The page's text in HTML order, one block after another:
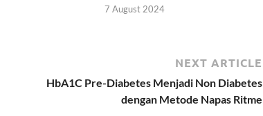
7 August 2024
NEXT ARTICLE
HbA1C Pre-Diabetes Menjadi Non Diabetes
dengan Metode Napas Ritme